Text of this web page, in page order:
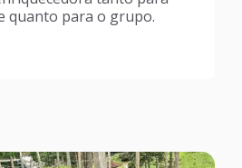
quanto para o grupo.